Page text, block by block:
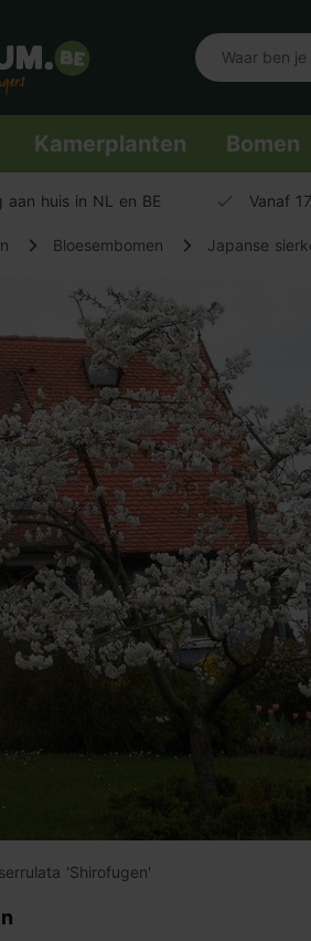
Kamerplanten Bomen
aan huis in NL en BE Vanaf
Bloesembomen Japanse
'Shirofugen'